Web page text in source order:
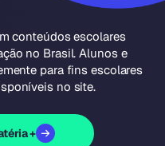
conteúdos escolares
no Brasil. Alunos e
para fins escolares
no site.
+